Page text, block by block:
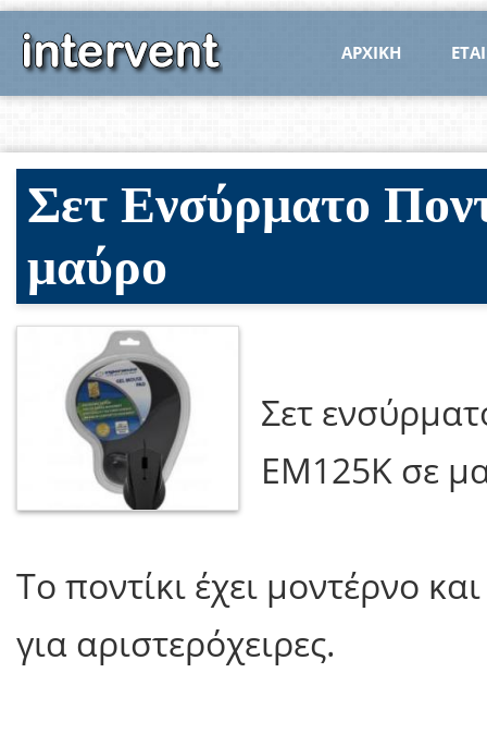
Σετ Ενσύρματο
μαύρο
Σετ
EM125K σε
Το ποντίκι έχει μοντέρνο
για αριστερόχειρες.
ΑΡΧΙΚΗ